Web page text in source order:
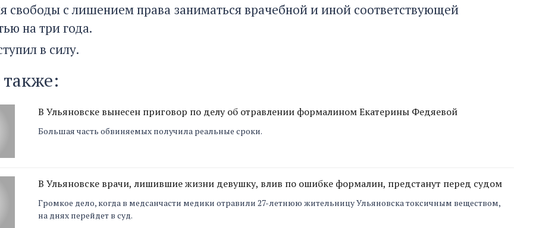
свободы с лишением права заниматься врачебной и иной соответствующей
на три года.
в силу.
В Ульяновске вынесен приговор по делу об отравлении формалином Екатерины Федяевой
Большая часть обвиняемых получила реальные сроки.
В Ульяновске врачи, лишившие жизни девушку, влив по ошибке формалин, предстанут перед судом
Громкое дело, когда в медсанчасти медики отравили 27-летнюю жительницу Ульяновска токсичным веществом,
на днях перейдет в суд.